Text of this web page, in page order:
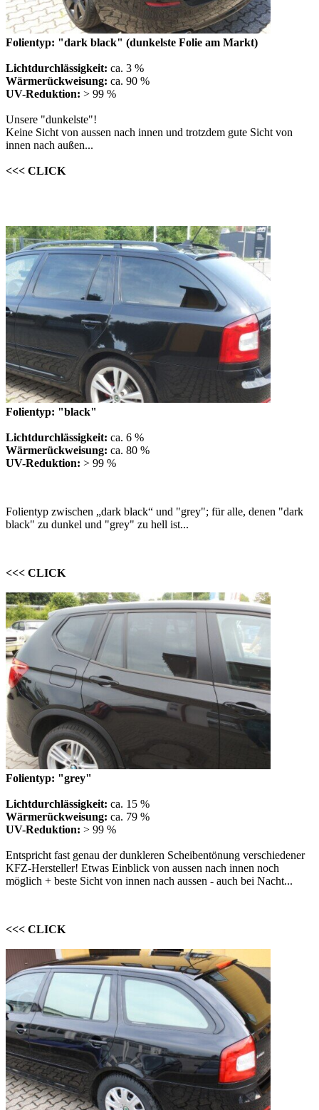
Folientyp: "dark black" (dunkelste Folie am Markt)
Lichtdurchlässigkeit: ca. 3 %
Wärmerückweisung: ca. 90 %
UV-Reduktion: > 99 %
Unsere "dunkelste"!
Keine Sicht von aussen nach innen und trotzdem gute Sicht von
innen nach außen...
<<< CLICK
Folientyp: "black"
Lichtdurchlässigkeit: ca. 6 %
Wärmerückweisung: ca. 80 %
UV-Reduktion: > 99 %
Folientyp zwischen „dark black“ und "grey"; für alle, denen "dark
black" zu dunkel und "grey" zu hell ist...
<<< CLICK
Folientyp: "grey"
Lichtdurchlässigkeit: ca. 15 %
Wärmerückweisung: ca. 79 %
UV-Reduktion: > 99 %
Entspricht fast genau der dunkleren Scheibentönung verschiedener
KFZ-Hersteller! Etwas Einblick von aussen nach innen noch
möglich + beste Sicht von innen nach aussen - auch bei Nacht...
<<< CLICK